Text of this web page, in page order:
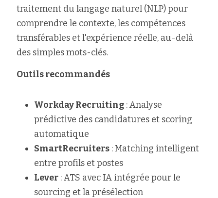
traitement du langage naturel (NLP) pour
comprendre le contexte, les compétences
transférables et l'expérience réelle, au-delà
des simples mots-clés.
Outils recommandés
Workday Recruiting : Analyse
prédictive des candidatures et scoring
automatique
SmartRecruiters : Matching intelligent
entre profils et postes
Lever : ATS avec IA intégrée pour le
sourcing et la présélection